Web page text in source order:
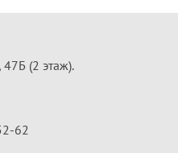
47Б (2 этаж).
62